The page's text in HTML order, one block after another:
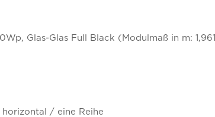
Glas-Glas Full Black (Modulmaß in m: 1,961
horizontal / eine Reihe